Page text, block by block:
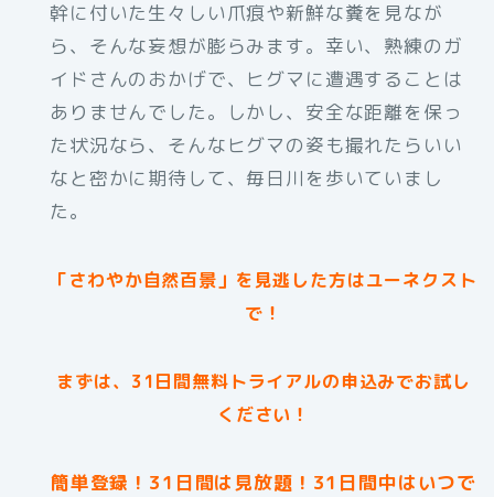
幹に付いた生々しい爪痕や新鮮な糞を見なが
ら、そんな妄想が膨らみます。幸い、熟練のガ
イドさんのおかげで、ヒグマに遭遇することは
ありませんでした。しかし、安全な距離を保っ
た状況なら、そんなヒグマの姿も撮れたらいい
なと密かに期待して、毎日川を歩いていまし
た。
「さわやか自然百景」を見逃した方はユーネクスト
で！
まずは、31日間無料トライアルの申込みでお試し
ください！
簡単登録！31日間は見放題！31日間中はいつで